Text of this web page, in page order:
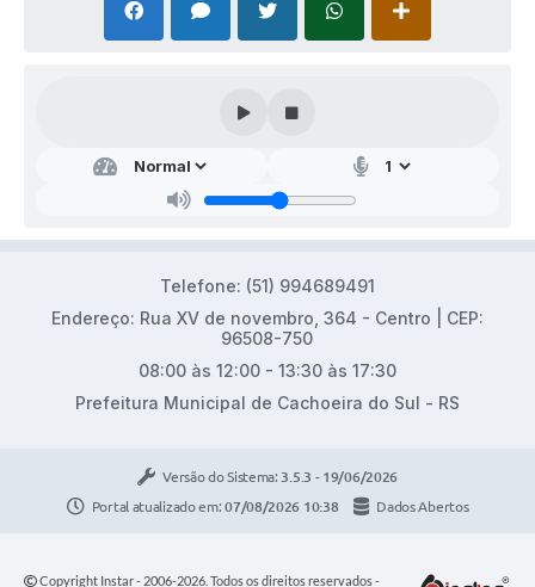
Telefone: (51) 994689491
Endereço: Rua XV de novembro, 364 - Centro | CEP:
96508-750
08:00 às 12:00 - 13:30 às 17:30
Prefeitura Municipal de Cachoeira do Sul - RS
Versão do Sistema: 3.5.3 - 19/06/2026
Portal atualizado em:07/08/2026 10:38 Dados Abertos
Copyright Instar - 2006-2026. Todos os direitos reservados -